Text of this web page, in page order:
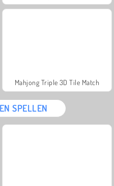
Mahjong Triple 3D Tile Match
SPELLEN